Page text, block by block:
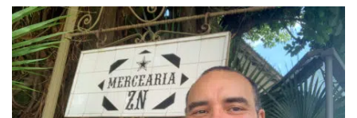
bolinho
de
carne